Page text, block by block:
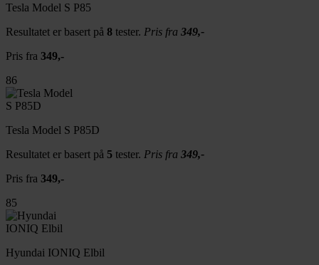
Tesla Model S P85
Resultatet er basert på 8 tester. Pris fra 349,-
Pris fra 349,-
86
Tesla Model S P85D
Resultatet er basert på 5 tester. Pris fra 349,-
Pris fra 349,-
85
Hyundai IONIQ Elbil